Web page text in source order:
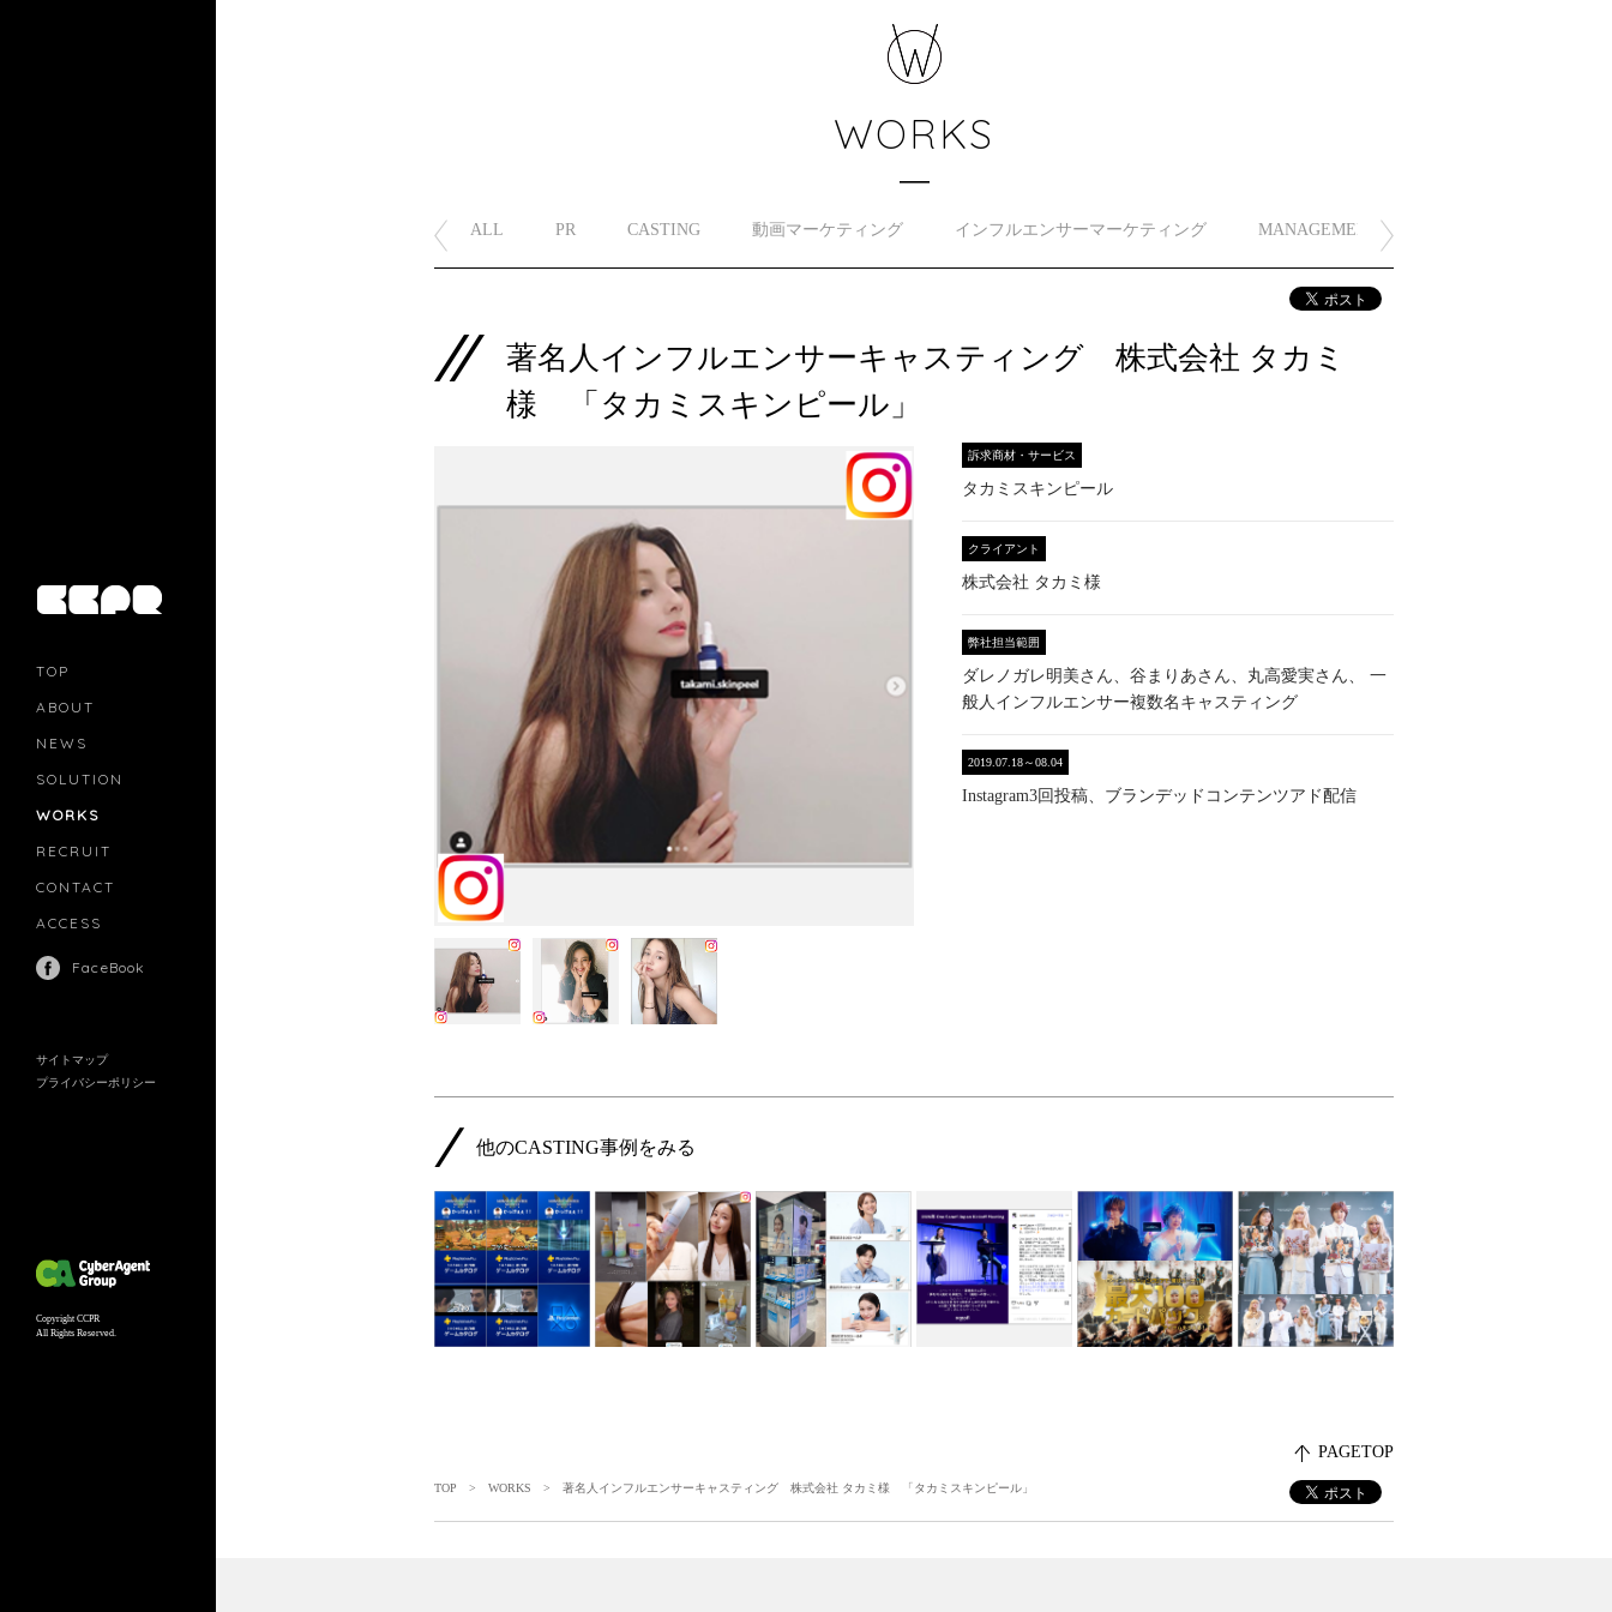
TOP
ABOUT
NEWS
SOLUTION
WORKS
RECRUIT
CONTACT
ACCESS
FaceBook
サイトマップ
プライバシーポリシー
Copyright CCPR
All Rights Reserved.
MOVIE MARKETING
INFLUENCERS MARKETING
WORKS
ALL PR CASTING 動画マーケティング インフルエンサーマーケティング MANAGEMENT
著名人インフルエンサーキャスティング 株式会社 タカミ
様 「タカミスキンピール」
訴求商材・サービス
タカミスキンピール
クライアント
株式会社 タカミ様
弊社担当範囲
ダレノガレ明美さん、谷まりあさん、丸高愛実さん、 一
般人インフルエンサー複数名キャスティング
2019.07.18～08.04
Instagram3回投稿、ブランデッドコンテンツアド配信
他のCASTING事例をみる
PAGETOP
TOP > WORKS > 著名人インフルエンサーキャスティング 株式会社 タカミ様 「タカミスキンピール」